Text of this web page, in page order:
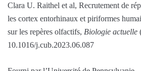
Clara U. Raithel et al, Recrutement de
les cortex entorhinaux et piriformes
sur les repères olfactifs, Biologie actuelle
10.1016/j.cub.2023.06.087